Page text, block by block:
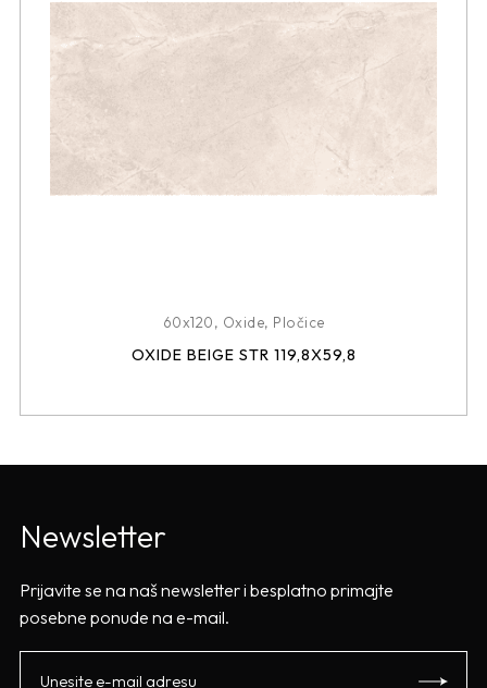
60x120, Oxide, Pločice
OXIDE BEIGE STR 119,8X59,8
Newsletter
Prijavite se na naš newsletter i besplatno primajte
posebne ponude na e-mail.